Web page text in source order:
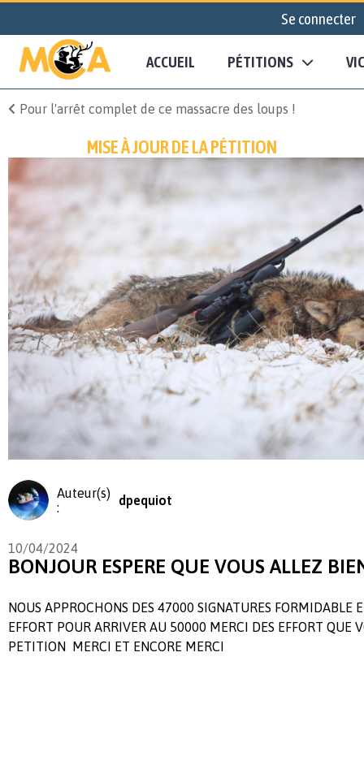
Se connecter
ACCUEIL PÉTITIONS
Pour l'arrêt complet de ce massacre des loups !
MISE À JOUR DE LA PÉTITION
Auteur(s)
:
dpequiot
10/04/2024
BONJOUR ESPERE QUE VOUS ALLEZ
NOUS APPROCHONS DES 47000 SIGNATURES FORMIDABLE
EFFORT POUR ARRIVER AU 50000 MERCI DES EFFORT QUE
PETITION MERCI ET ENCORE MERCI